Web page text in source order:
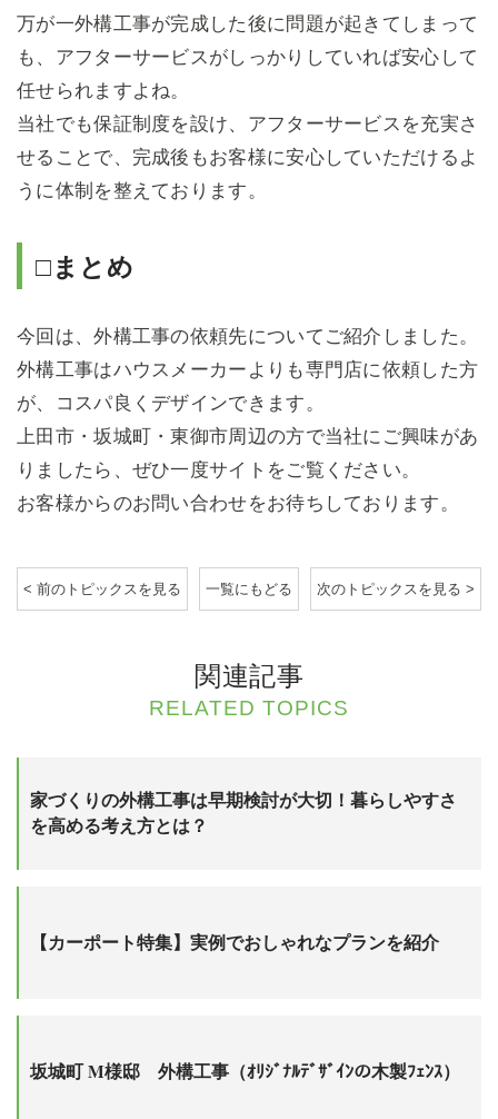
万が一外構工事が完成した後に問題が起きてしまって
も、アフターサービスがしっかりしていれば安心して
任せられますよね。
当社でも保証制度を設け、アフターサービスを充実さ
せることで、完成後もお客様に安心していただけるよ
うに体制を整えております。
□まとめ
今回は、外構工事の依頼先についてご紹介しました。
外構工事はハウスメーカーよりも専門店に依頼した方
が、コスパ良くデザインできます。
上田市・坂城町・東御市周辺の方で当社にご興味があ
りましたら、ぜひ一度サイトをご覧ください。
お客様からのお問い合わせをお待ちしております。
< 前のトピックスを見る 一覧にもどる 次のトピックスを見る >
関連記事
RELATED TOPICS
家づくりの外構工事は早期検討が大切！暮らしやすさ
を高める考え方とは？
【カーポート特集】実例でおしゃれなプランを紹介
坂城町 M様邸 外構工事（ｵﾘｼﾞﾅﾙﾃﾞｻﾞｲﾝの木製ﾌｪﾝｽ）